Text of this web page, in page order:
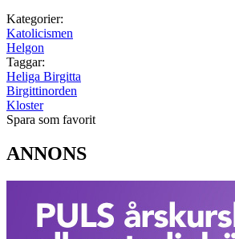
Kategorier:
Katolicismen
Helgon
Taggar:
Heliga Birgitta
Birgittinorden
Kloster
Spara som favorit
ANNONS